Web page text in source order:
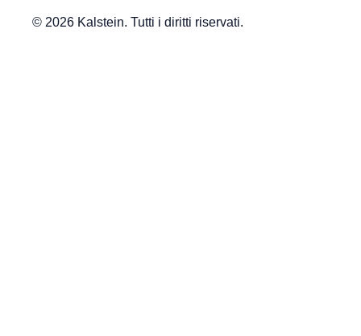
© 2026 Kalstein. Tutti i diritti riservati.